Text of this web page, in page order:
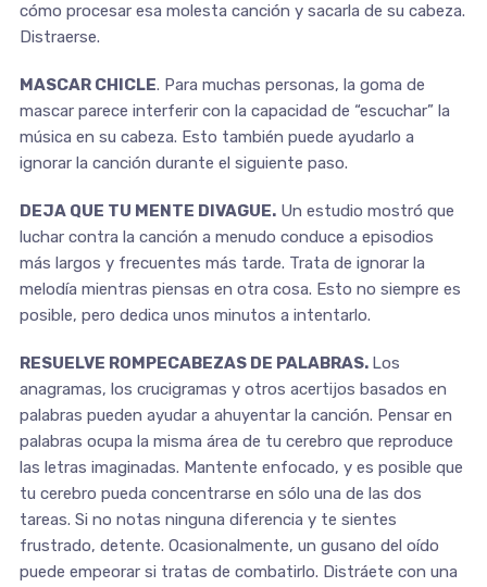
cómo procesar esa molesta canción y sacarla de su cabeza.
Distraerse.
MASCAR CHICLE. Para muchas personas, la goma de
mascar parece interferir con la capacidad de “escuchar” la
música en su cabeza. Esto también puede ayudarlo a
ignorar la canción durante el siguiente paso.
DEJA QUE TU MENTE DIVAGUE.Un estudio mostró que
luchar contra la canción a menudo conduce a episodios
más largos y frecuentes más tarde. Trata de ignorar la
melodía mientras piensas en otra cosa. Esto no siempre es
posible, pero dedica unos minutos a intentarlo.
RESUELVE ROMPECABEZAS DE PALABRAS. Los
anagramas, los crucigramas y otros acertijos basados ​​en
palabras pueden ayudar a ahuyentar la canción. Pensar en
palabras ocupa la misma área de tu cerebro que reproduce
las letras imaginadas. Mantente enfocado, y es posible que
tu cerebro pueda concentrarse en sólo una de las dos
tareas. Si no notas ninguna diferencia y te sientes
frustrado, detente. Ocasionalmente, un gusano del oído
puede empeorar si tratas de combatirlo. Distráete con una